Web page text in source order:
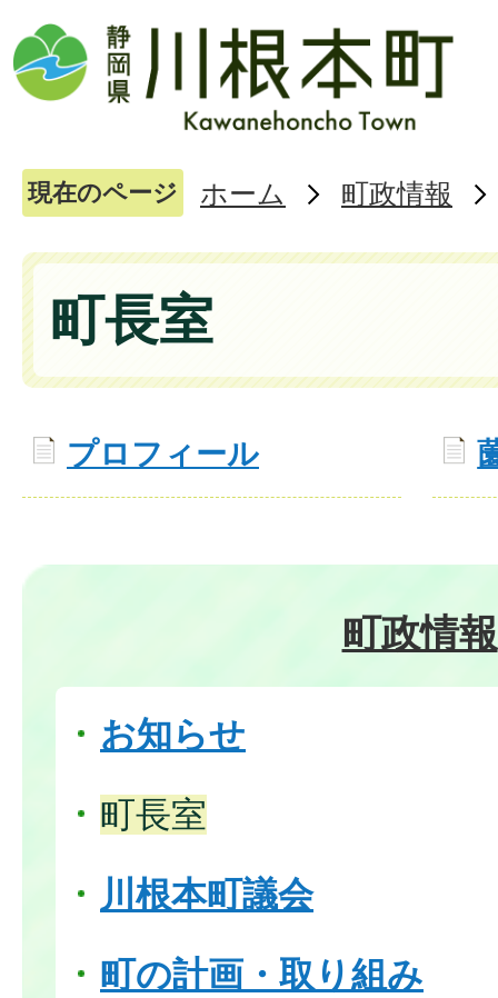
現在のページ ホーム 町政情報
町長室
プロフィール
町政情報
お知らせ
町長室
川根本町議会
町の計画・取り組み